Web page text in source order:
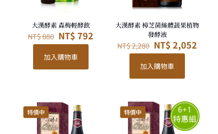
大漢酵素 森梅輕酵飲
NT$880 原
始
價
格：
NT$ 880。
NT$ 792
加入購物車
大漢酵素 樟芝菌絲體蔬果植物
發酵液
NT$2,280 原
始
價
格：
NT$ 2,280。
NT$2,052
加入購物車
特價中 特價中